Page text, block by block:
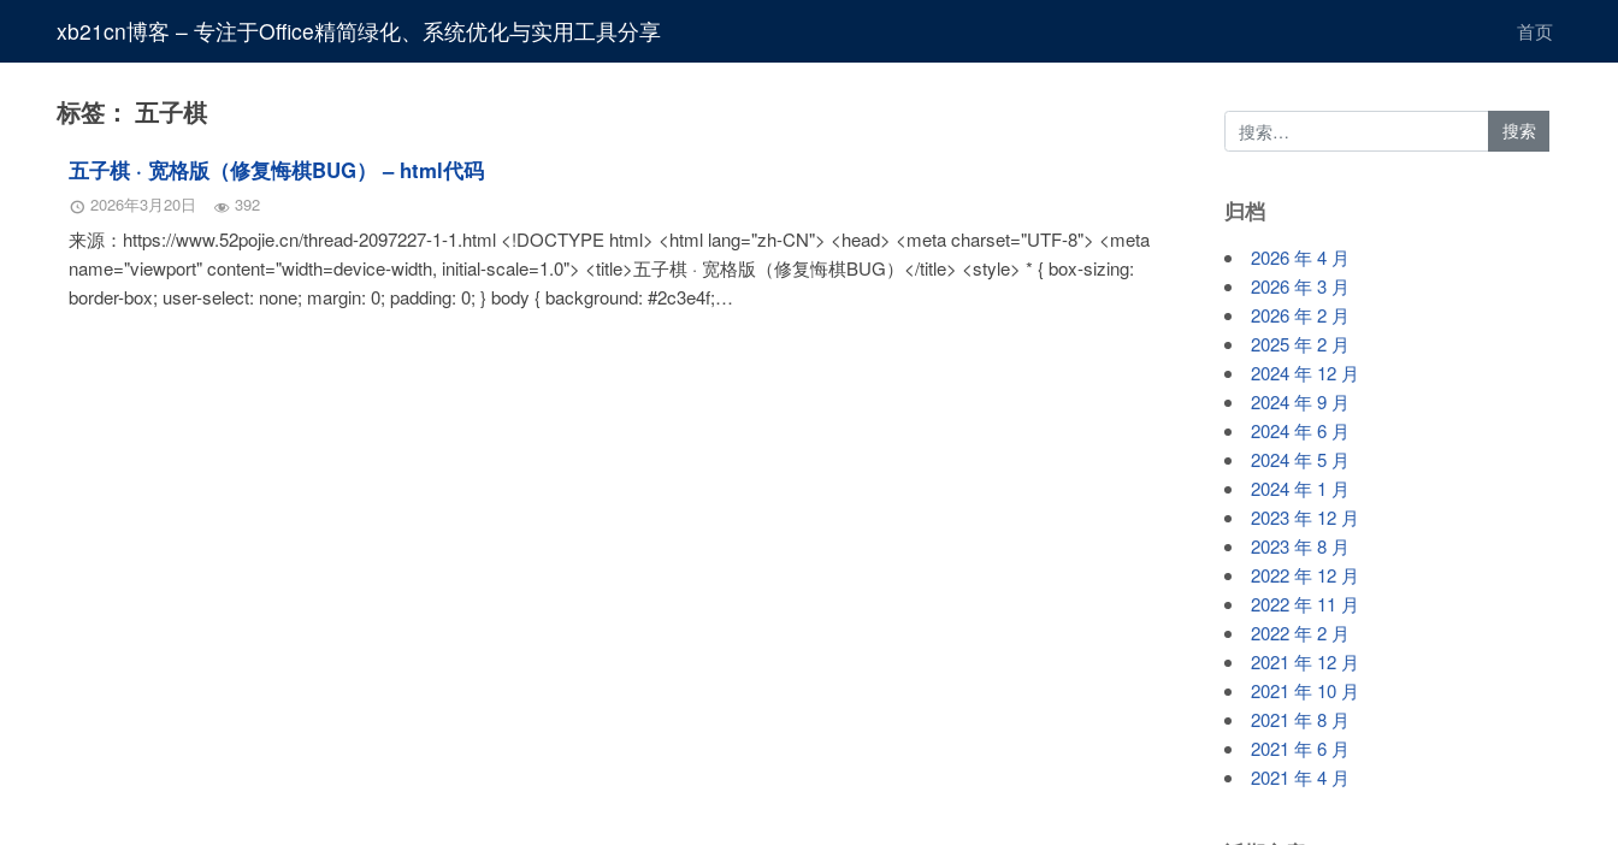
xb21cn博客 – 专注于Office精简绿化、系统优化与实用工具分享 首页
标签： 五子棋
五子棋 · 宽格版（修复悔棋BUG） – html代码
2026年3月20日 392
来源：https://www.52pojie.cn/thread-2097227-1-1.html <!DOCTYPE html> <html lang="zh-CN"> <head> <meta charset="UTF-8"> <meta
name="viewport" content="width=device-width, initial-scale=1.0"> <title>五子棋 · 宽格版（修复悔棋BUG）</title> <style> * { box-sizing:
border-box; user-select: none; margin: 0; padding: 0; } body { background: #2c3e4f;…
归档
2026 年 4 月
2026 年 3 月
2026 年 2 月
2025 年 2 月
2024 年 12 月
2024 年 9 月
2024 年 6 月
2024 年 5 月
2024 年 1 月
2023 年 12 月
2023 年 8 月
2022 年 12 月
2022 年 11 月
2022 年 2 月
2021 年 12 月
2021 年 10 月
2021 年 8 月
2021 年 6 月
2021 年 4 月